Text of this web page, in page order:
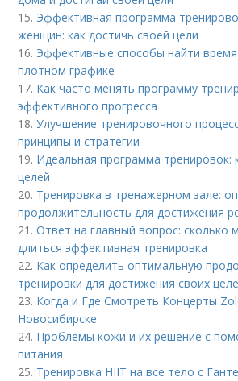
15. Эффективная программа
женщин: как достичь своей цели
16. Эффективные способы найти
плотном графике
17. Как часто менять программу
эффективного прогресса
18.Улучшение тренировочного
принципы и стратегии
19. Идеальная программа тренировок:
целей
20. Тренировка в тренажерном зале:
продолжительность для достижения
21.Ответ на главный вопрос: сколько
длиться эффективная тренировка
22. Как определить оптимальную
тренировки для достижения своих
23. Когда и Где Смотреть Концерты
Новосибирске
24. Проблемы кожи и их решение с
питания
25. Тренировка HIIT на все тело с